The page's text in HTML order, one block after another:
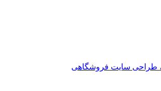
طراحی سایت فروشگاهی